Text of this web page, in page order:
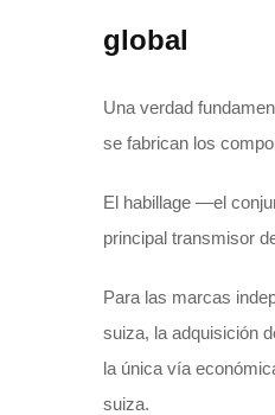
global
Una verdad
se fabrican los
El habillage —el
principal transmisor
Para las marcas
suiza, la adquisición
la única vía
suiza.